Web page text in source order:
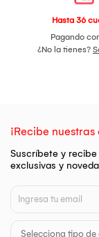
Hasta 36
Pagando
¿No la tienes?
¡Recibe
Suscríbete y
exclusivas y